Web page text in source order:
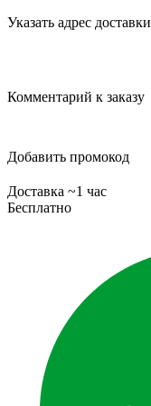
Указать адрес доставки
Комментарий к заказу
Добавить промокод
Доставка ~1 час
Бесплатно